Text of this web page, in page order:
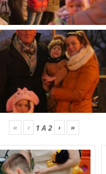
« ‹ 1A2 › »